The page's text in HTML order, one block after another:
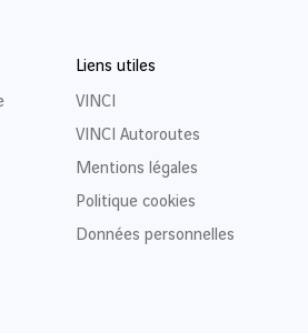
Liens utiles
VINCI
VINCI Autoroutes
Mentions légales
Politique cookies
Données personnelles